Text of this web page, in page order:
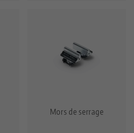
Mors de serrage